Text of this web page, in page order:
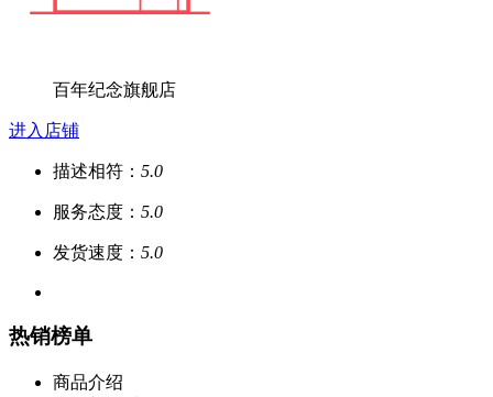
百年纪念旗舰店
进入店铺
描述相符： 5.0
服务态度： 5.0
发货速度： 5.0
热销榜单
商品介绍